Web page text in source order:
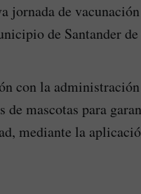
jornada de
de Santander
con la
mascotas para
mediante la